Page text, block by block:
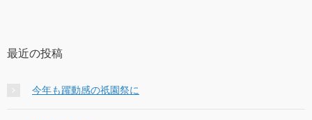
最近の投稿
今年も躍動感の祇園祭に